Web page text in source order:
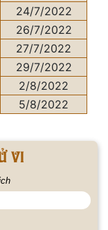
24/7/2022
26/7/2022
27/7/2022
29/7/2022
2/8/2022
5/8/2022
vi